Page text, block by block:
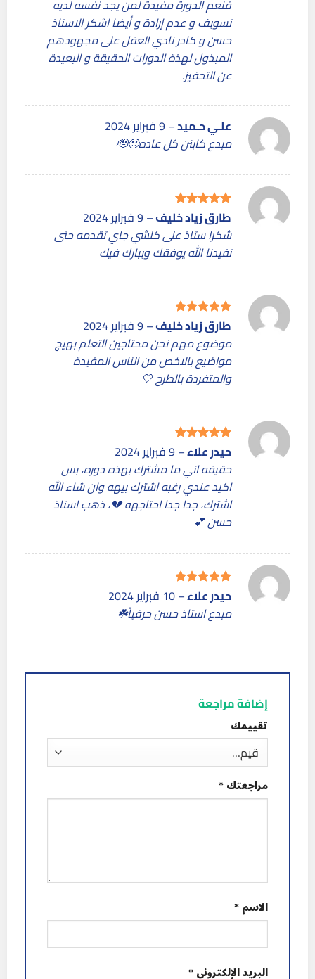
فنعم الدورة مفيدة لمن يجد نفسه لديه
تسويف و عدم إرادة و أيضا اشكر الاستاذ
حسن و كادر نادي العقل على مجهودهم
المبذول لهذة الدورات الحقيقة و البعيدة
عن التحفيز.
علـي حـميد–9 فبراير 2024
مبدع كابتن كل عاده🙂🫡
تم التقييم
5من 5
طارق زياد خليف–9 فبراير 2024
شكرا ستاذ على كلشي جاي تقدمه حتى
تفيدنا الله يوفقك ويبارك فيك
تم التقييم
من 5
طارق زياد خليف–9 فبراير 2024
موضوع مهم نحن محتاجين التعلم بهيج
مواضيع بالاخص من الناس المفيدة
والمتفردة بالطرح 🤍
تم التقييم
من 5
حيدر علاء–9 فبراير 2024
حقيقه اني ما مشترك بهذه دوره، بس
اكيد عندي رغبه اشترك بيهه وان شاء الله
اشترك، جدا جدا احتاجهه 💔، ذهب استاذ
حسن 💕
تم التقييم
من 5
حيدر علاء–10 فبراير 2024
مبدع استاذ حسن حرفياً☘️
إضافة مراجعة
تقييمك
مراجعتك*
الاسم*
البريد الإلكتروني*